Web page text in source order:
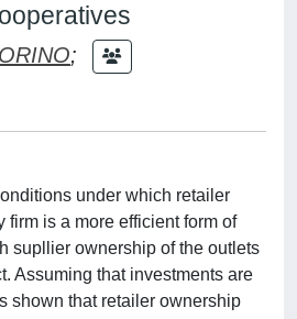
;
under which retailer
firm is a more efficient form of
supllier ownership of the outlets
Assuming that investments are
shown that retailer ownership